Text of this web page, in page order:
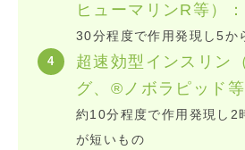
ヒューマリンR等）：
30分程度で作用発現し5か
超速効型インスリン
グ、®ノボラピッド等
約10分程度で作用発現し2
が短いもの